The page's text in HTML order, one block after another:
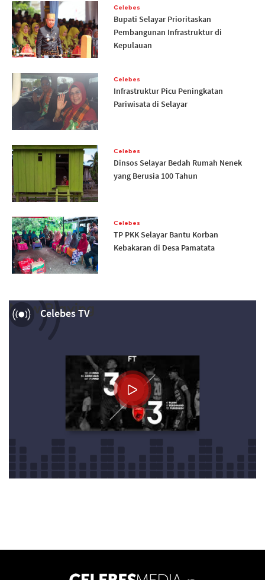
Celebes
Bupati Selayar Prioritaskan
Pembangunan Infrastruktur di
Kepulauan
Celebes
Infrastruktur Picu Peningkatan
Pariwisata di Selayar
Celebes
Dinsos Selayar Bedah Rumah Nenek
yang Berusia 100 Tahun
Celebes
TP PKK Selayar Bantu Korban
Kebakaran di Desa Pamatata
Celebes TV
Now Playing